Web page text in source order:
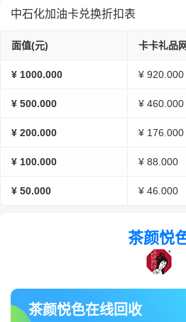
中石化加油卡兑换折扣表
面值(元) 卡卡礼品
¥ 1000.000 ¥ 920.000
¥ 500.000 ¥ 460.000
¥ 200.000 ¥ 176.000
¥ 100.000 ¥ 88.000
¥ 50.000 ¥ 46.000
茶颜悦
茶颜悦色在线回收